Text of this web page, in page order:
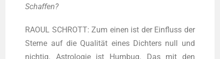
Schaffen?
RAOUL SCHROTT: Zum einen ist der Ein­fluss der
Ster­ne auf die Qua­li­tät eines Dich­ters null und
nich­tig. Astro­lo­gie ist Hum­bug. Das mit den